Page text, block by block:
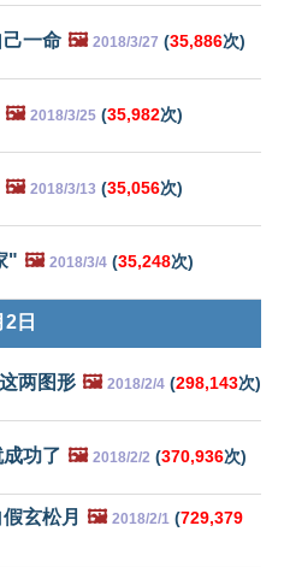
一命 🖼️ 2018/3/27 (35,886次)
🖼️ 2018/3/25 (35,982次)
🖼️ 2018/3/13 (35,056次)
" 🖼️ 2018/3/4 (35,248次)
日
两图形 🖼️ 2018/2/4 (298,143次)
功了 🖼️ 2018/2/2 (370,936次)
玄松月 🖼️ 2018/2/1 (729,379